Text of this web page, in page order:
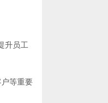
升员工
等重要